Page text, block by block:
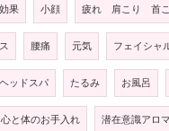
果 小顔 疲れ 肩こり 首こ
腰痛 元気 フェイシャ
ッドスパ たるみ お風呂
心と体のお手入れ 潜在意識アロ